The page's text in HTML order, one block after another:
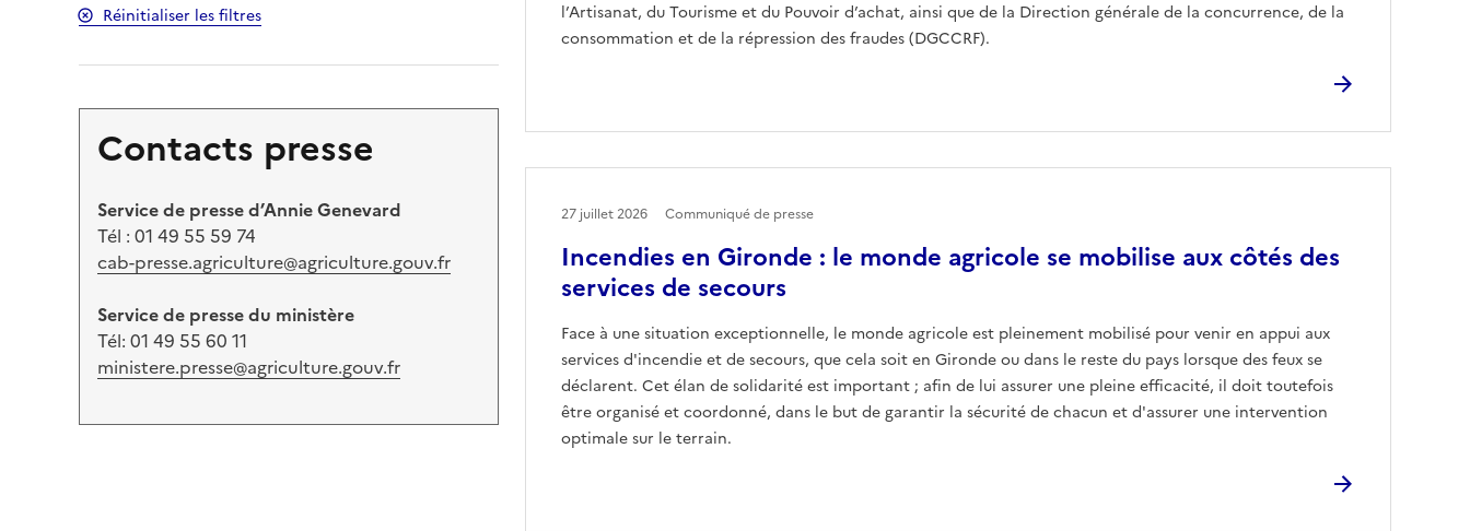
Réinitialiser les filtres
Contacts presse
Service de presse d’Annie Genevard
Tél : 01 49 55 59 74
cab-presse.agriculture@agriculture.gouv.fr
Service de presse du ministère
Tél: 01 49 55 60 11
ministere.presse@agriculture.gouv.fr
l’Artisanat, du Tourisme et du Pouvoir d’achat, ainsi que de la Direction générale de la concurrence, de la
consommation et de la répression des fraudes (DGCCRF).
Incendies en Gironde : le monde agricole se mobilise aux côtés des
services de secours
Face à une situation exceptionnelle, le monde agricole est pleinement mobilisé pour venir en appui aux
services d'incendie et de secours, que cela soit en Gironde ou dans le reste du pays lorsque des feux se
déclarent. Cet élan de solidarité est important ; afin de lui assurer une pleine efficacité, il doit toutefois
être organisé et coordonné, dans le but de garantir la sécurité de chacun et d'assurer une intervention
optimale sur le terrain.
27 juillet 2026 Communiqué de presse